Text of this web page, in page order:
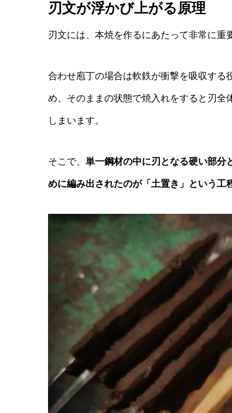
刃文が浮かび上がる原理
刃文には、本焼を作るにあたって非常に重
合わせ庖丁の場合は軟鉄が衝撃を吸収する
め、そのままの状態で焼入れをすると刃全
しまいます。
そこで、 単一鋼材の中に刃となる硬い部分
めに編み出されたのが「土置き」という工